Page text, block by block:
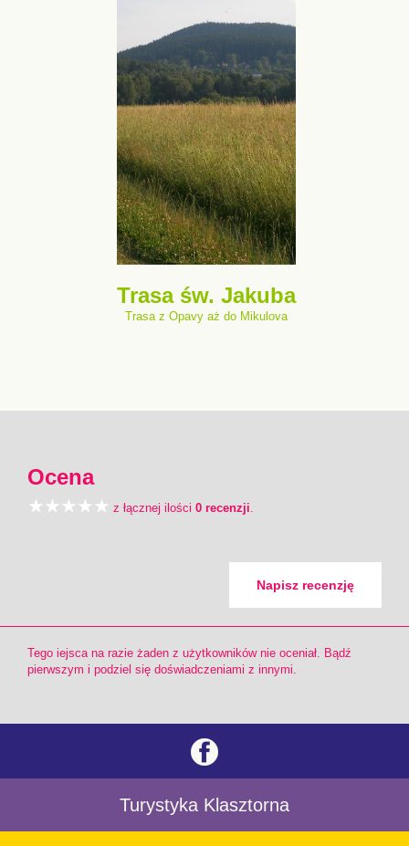
Trasa św. Jakuba
Trasa z Opavy aż do Mikulova
Ocena
z łącznej ilości 0 recenzji.
Napisz recenzję
Tego iejsca na razie żaden z użytkowników nie oceniał. Bądź
pierwszym i podziel się doświadczeniami z innymi.
Turystyka Klasztorna